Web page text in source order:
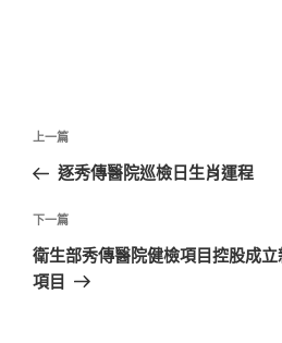
文
導
覽
上
一
文
章
上一篇
逐秀傳醫院巡檢日生肖運程
下
一
篇
下一篇
衛生部秀傳醫院健檢項目控股成
項目